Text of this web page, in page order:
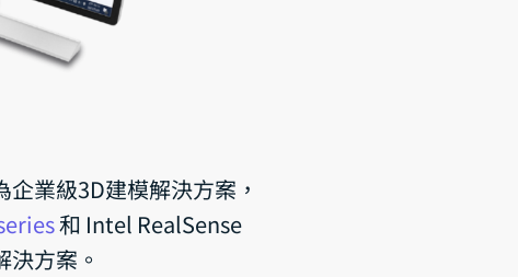
業級3D建模解決方案，
和 Intel RealSense
方案。